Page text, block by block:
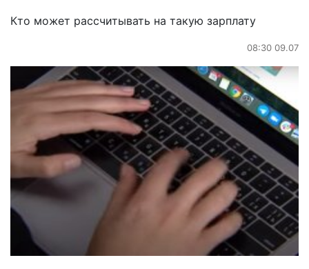
Кто может рассчитывать на такую зарплату
08:30 09.07